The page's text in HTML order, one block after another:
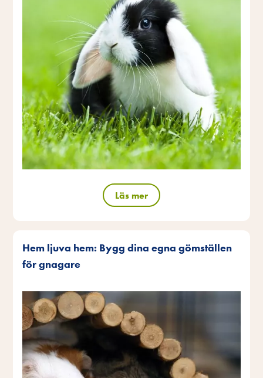
Läs mer
Hem ljuva hem: Bygg dina egna gömställen
för gnagare